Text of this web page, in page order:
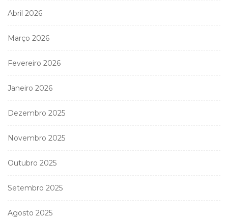
Abril 2026
Março 2026
Fevereiro 2026
Janeiro 2026
Dezembro 2025
Novembro 2025
Outubro 2025
Setembro 2025
Agosto 2025